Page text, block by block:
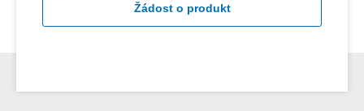
Žádost o produkt